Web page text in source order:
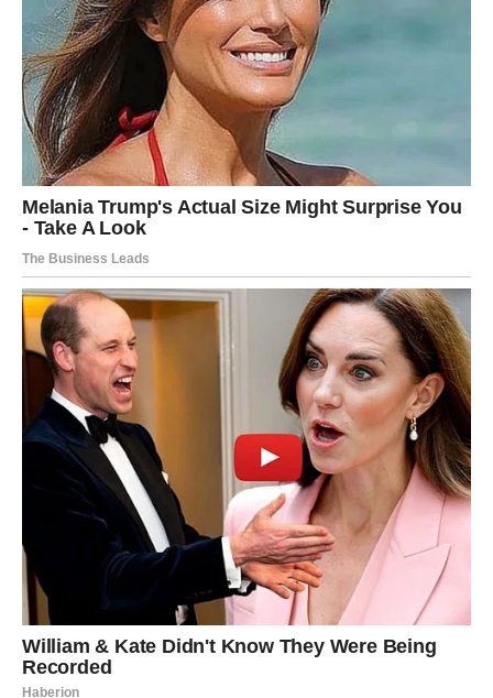
polako da ulazi u njihov život. Posebno će biti naglašena
ljubavna sreća.
Mnogi pripadnici ovog znaka dobiće priliku da započnu
potpuno novu ljubavnu priču. Biće to odnos pun pažnje,
nežnosti i emocija kakve dugo nisu osetili.
Neke Ribe će dobiti poruku ili poziv koji će ih ostaviti bez
postati deo njihove stvarnosti.
Na poslovnom planu dolaze pozitivne promene i
mogućnost dodatne zarade. Ribe koje su dugo čekale
priliku za napredak konačno će je dobiti. Važno je da
veruju sebi i ne odustaju od svojih planova.
Karma će ih posebno nagraditi kroz ljude koji ulaze u
njihov život. Konačno će biti okružene osobama koje ih
iskreno vole i podržavaju.
Osećaj tuge i nesigurnosti polako ostaje iza njih, a dolazi
period u kojem će ponovo naučiti da uživaju u malim
stvarima.